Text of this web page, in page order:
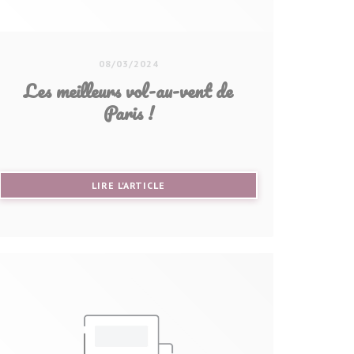
08/03/2024
Les meilleurs vol-au-vent de
Paris !
LIRE L'ARTICLE